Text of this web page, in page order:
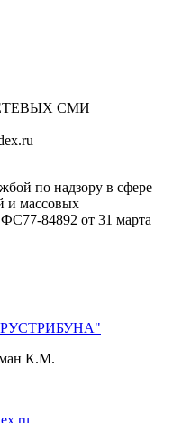
СМИ
по надзору в сфере
и массовых
84892 от 31 марта
К.М.